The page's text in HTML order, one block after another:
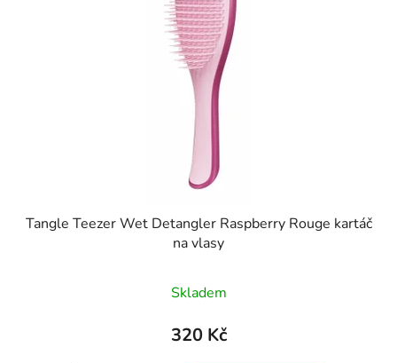
Tangle Teezer Wet Detangler Raspberry Rouge kartáč
na vlasy
hodnocení
produktu
Skladem
320 Kč